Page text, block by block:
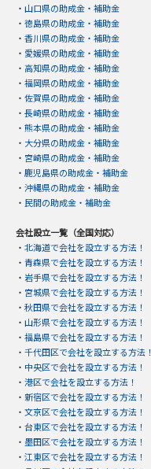
・ 山口県の助成金・補助金
・ 徳島県の助成金・補助金
・ 香川県の助成金・補助金
・ 愛媛県の助成金・補助金
・ 高知県の助成金・補助金
・ 福岡県の助成金・補助金
・ 佐賀県の助成金・補助金
・ 長崎県の助成金・補助金
・ 熊本県の助成金・補助金
・ 大分県の助成金・補助金
・ 宮崎県の助成金・補助金
・ 鹿児島県の助成金・補助金
・ 沖縄県の助成金・補助金
・ 民間の助成金・補助金
会社設立一覧（全国対応）
・ 北海道で会社を設立する方法！
・ 青森県で会社を設立する方法！
・ 岩手県で会社を設立する方法！
・ 宮城県で会社を設立する方法！
・ 秋田県で会社を設立する方法！
・ 山形県で会社を設立する方法！
・ 福島県で会社を設立する方法！
・ 千代田区で会社を設立する方法！
・ 中央区で会社を設立する方法！
・ 港区で会社を設立する方法！
・ 新宿区で会社を設立する方法！
・ 文京区で会社を設立する方法！
・ 台東区で会社を設立する方法！
・ 墨田区で会社を設立する方法！
・ 江東区で会社を設立する方法！